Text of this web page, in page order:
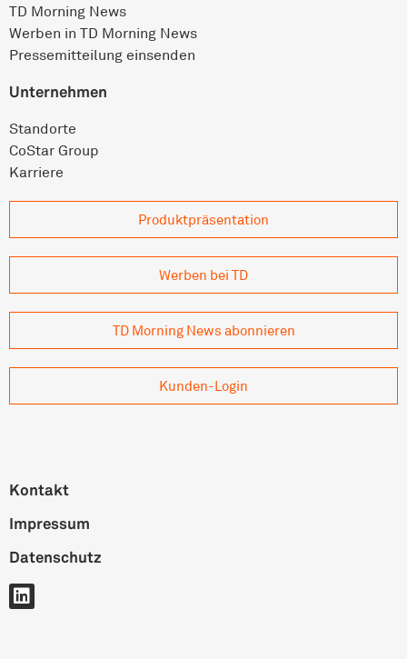
TD Morning News
Werben in TD Morning News
Pressemitteilung einsenden
Unternehmen
Standorte
CoStar Group
Karriere
Produkt­präsentation
Werben bei TD
TD Morning News abonnieren
Kunden-Login
Kontakt
Impressum
Datenschutz